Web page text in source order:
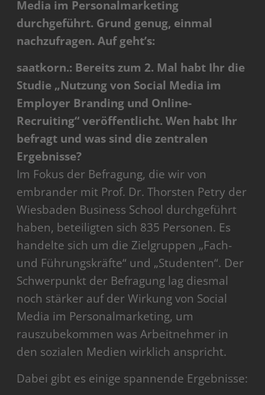
Media im Personalmarketing
durchgeführt. Grund genug, einmal
nachzufragen. Auf geht’s:
saatkorn.: Bereits zum 2. Mal habt Ihr die
Studie „Nutzung von Social Media im
Employer Branding und Online-
Recruiting“ veröffentlicht. Wen habt Ihr
befragt und was sind die zentralen
Ergebnisse?
Im Fokus der Befragung, die wir von
embrander mit Prof. Dr. Thorsten Petry der
Wiesbaden Business School durchgeführt
haben, beteiligten sich 835 Personen. Es
handelte sich um die Zielgruppen „Fach-
und Führungskräfte“ und „Studenten“. Der
Schwerpunkt der Befragung lag diesmal
noch stärker auf der Wirkung von Social
Media im Personalmarketing, um
rauszubekommen was Arbeitnehmer in
den sozialen Medien wirklich anspricht.
Dabei gibt es einige spannende Ergebnisse: